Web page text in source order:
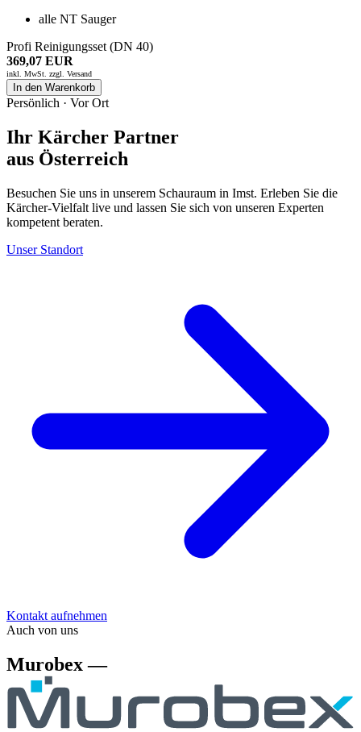
alle NT Sauger
Profi Reinigungsset (DN 40)
369,07 EUR
inkl. MwSt. zzgl. Versand
In den Warenkorb
Persönlich · Vor Ort
Ihr Kärcher Partner
aus Österreich
Besuchen Sie uns in unserem Schauraum in Imst. Erleben Sie die
Kärcher-Vielfalt live und lassen Sie sich von unseren Experten
kompetent beraten.
Unser Standort
Kontakt aufnehmen
Auch von uns
Murobex —